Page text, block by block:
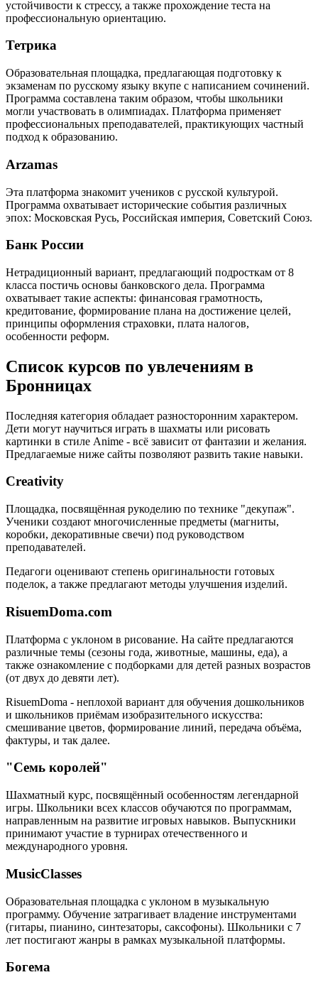
устойчивости к стрессу, а также прохождение теста на
профессиональную ориентацию.
Тетрика
Образовательная площадка, предлагающая подготовку к
экзаменам по русскому языку вкупе с написанием сочинений.
Программа составлена таким образом, чтобы школьники
могли участвовать в олимпиадах. Платформа применяет
профессиональных преподавателей, практикующих частный
подход к образованию.
Arzamas
Эта платформа знакомит учеников с русской культурой.
Программа охватывает исторические события различных
эпох: Московская Русь, Российская империя, Советский Союз.
Банк России
Нетрадиционный вариант, предлагающий подросткам от 8
класса постичь основы банковского дела. Программа
охватывает такие аспекты: финансовая грамотность,
кредитование, формирование плана на достижение целей,
принципы оформления страховки, плата налогов,
особенности реформ.
Список курсов по увлечениям в
Бронницах
Последняя категория обладает разносторонним характером.
Дети могут научиться играть в шахматы или рисовать
картинки в стиле Anime - всё зависит от фантазии и желания.
Предлагаемые ниже сайты позволяют развить такие навыки.
Creativity
Площадка, посвящённая рукоделию по технике "декупаж".
Ученики создают многочисленные предметы (магниты,
коробки, декоративные свечи) под руководством
преподавателей.
Педагоги оценивают степень оригинальности готовых
поделок, а также предлагают методы улучшения изделий.
RisuemDoma.com
Платформа с уклоном в рисование. На сайте предлагаются
различные темы (сезоны года, животные, машины, еда), а
также ознакомление с подборками для детей разных возрастов
(от двух до девяти лет).
RisuemDoma - неплохой вариант для обучения дошкольников
и школьников приёмам изобразительного искусства:
смешивание цветов, формирование линий, передача объёма,
фактуры, и так далее.
"Семь королей"
Шахматный курс, посвящённый особенностям легендарной
игры. Школьники всех классов обучаются по программам,
направленным на развитие игровых навыков. Выпускники
принимают участие в турнирах отечественного и
международного уровня.
MusicClasses
Образовательная площадка с уклоном в музыкальную
программу. Обучение затрагивает владение инструментами
(гитары, пианино, синтезаторы, саксофоны). Школьники с 7
лет постигают жанры в рамках музыкальной платформы.
Богема